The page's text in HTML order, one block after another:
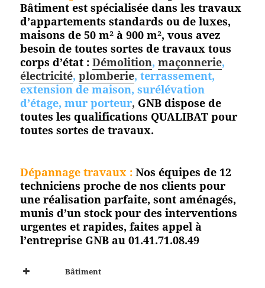
Bâtiment est spécialisée dans les travaux
d’appartements standards ou de luxes,
maisons de 50 m² à 900 m², vous avez
besoin de toutes sortes de travaux tous
corps d’état : Démolition,maçonnerie,
électricité,plomberie, terrassement,
extension de maison, surélévation
d’étage, mur porteur, GNB dispose de
toutes les qualifications QUALIBAT pour
toutessortes de travaux.
Dépannage travaux : Nos équipes de 12
techniciens proche de nos clients pour
une réalisation parfaite, sont aménagés,
munis d’un stock pour des interventions
urgentes et rapides, faites appel à
l’entreprise GNB au 01.41.71.08.49
Bâtiment